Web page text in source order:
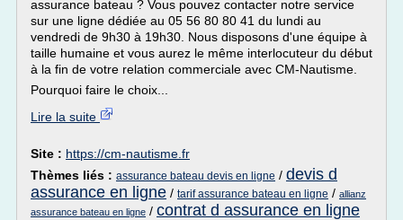
assurance bateau ? Vous pouvez contacter notre service
sur une ligne dédiée au 05 56 80 80 41 du lundi au
vendredi de 9h30 à 19h30. Nous disposons d'une équipe à
taille humaine et vous aurez le même interlocuteur du début
à la fin de votre relation commerciale avec CM-Nautisme.
Pourquoi faire le choix...
Lire la suite
Site : https://cm-nautisme.fr
Thèmes liés : assurance bateau devis en ligne / devis d
assurance en ligne / tarif assurance bateau en ligne / allianz
assurance bateau en ligne / contrat d assurance en ligne